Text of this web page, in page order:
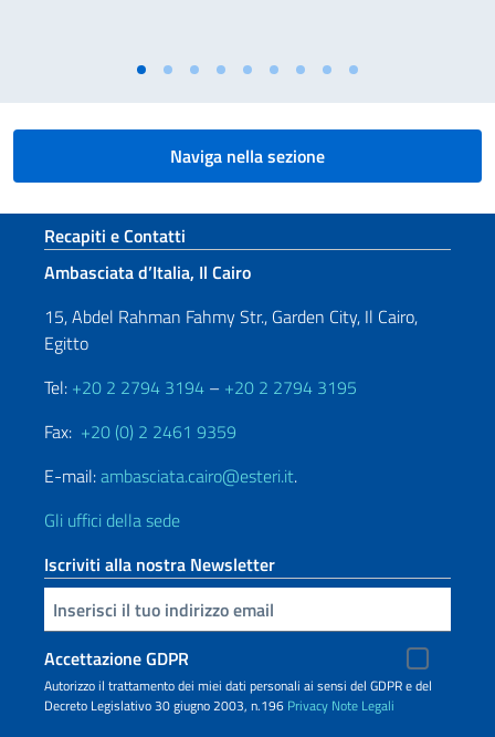
Naviga nella sezione
Sezione footer
Recapiti e Contatti
Ambasciata d’Italia, Il Cairo
15, Abdel Rahman Fahmy Str., Garden City, Il Cairo,
Egitto
Tel: +20 2 2794 3194 – +20 2 2794 3195
Fax: +20 (0) 2 2461 9359
E-mail:ambasciata.cairo@esteri.it.
Gli uffici della sede
Iscriviti alla nostra Newsletter
Inserisci la tua email
Accettazione GDPR
Autorizzo il trattamento dei miei dati personali ai sensi del GDPR e del
Decreto Legislativo 30 giugno 2003, n.196 Privacy Note Legali